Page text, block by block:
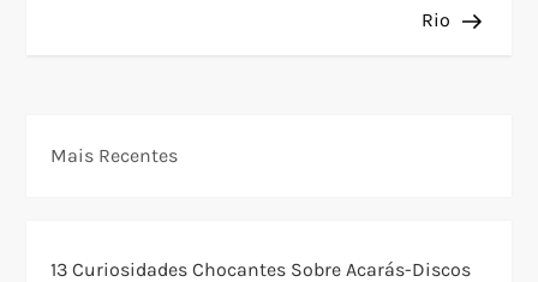
a
ã
Rio
Mais Recentes
13 Curiosidades Chocantes Sobre Acarás-Discos